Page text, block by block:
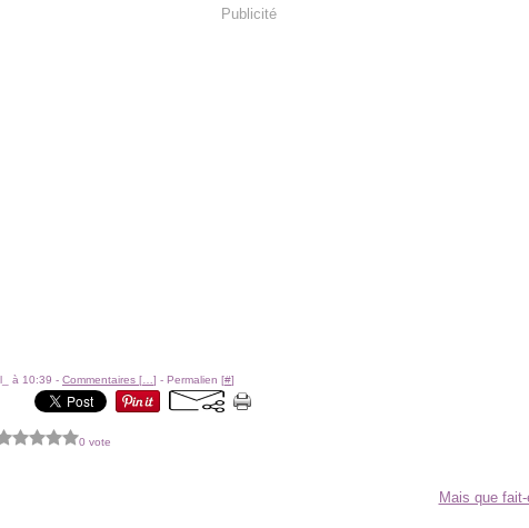
Publicité
à 10:39 - Commentaires [ ] - Permalien [#]
0 vote
Mais que